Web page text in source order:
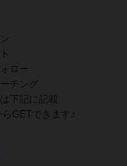
ロー
チング
下記に記載
GETできます♪